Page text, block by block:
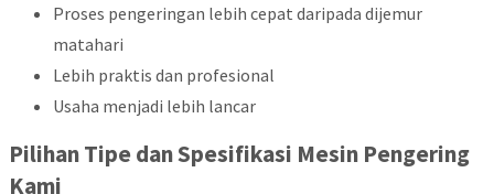
Proses pengeringan lebih cepat daripada dijemur
matahari
Lebih praktis dan profesional
Usaha menjadi lebih lancar
Pilihan Tipe dan Spesifikasi Mesin Pengering
Kami